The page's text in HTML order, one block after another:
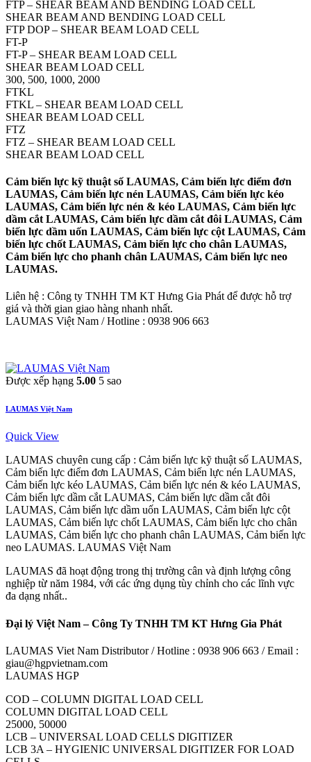
FTP – SHEAR BEAM AND BENDING LOAD CELL
SHEAR BEAM AND BENDING LOAD CELL
FTP DOP – SHEAR BEAM LOAD CELL
FT-P
FT-P – SHEAR BEAM LOAD CELL
SHEAR BEAM LOAD CELL
300, 500, 1000, 2000
FTKL
FTKL – SHEAR BEAM LOAD CELL
SHEAR BEAM LOAD CELL
FTZ
FTZ – SHEAR BEAM LOAD CELL
SHEAR BEAM LOAD CELL
Cảm biến lực kỹ thuật số LAUMAS, Cảm biến lực điểm đơn
LAUMAS, Cảm biến lực nén LAUMAS, Cảm biến lực kéo
LAUMAS, Cảm biến lực nén & kéo LAUMAS, Cảm biến lực
dầm cắt LAUMAS, Cảm biến lực dầm cắt đôi LAUMAS, Cảm
biến lực dầm uốn LAUMAS, Cảm biến lực cột LAUMAS, Cảm
biến lực chốt LAUMAS, Cảm biến lực cho chân LAUMAS,
Cảm biến lực cho phanh chân LAUMAS, Cảm biến lực neo
LAUMAS.
Liên hệ : Công ty TNHH TM KT Hưng Gia Phát để được hỗ trợ
giá và thời gian giao hàng nhanh nhất.
LAUMAS Việt Nam / Hotline : 0938 906 663
Được xếp hạng 5.00 5 sao
LAUMAS Việt Nam
Quick View
LAUMAS chuyên cung cấp : Cảm biến lực kỹ thuật số LAUMAS,
Cảm biến lực điểm đơn LAUMAS, Cảm biến lực nén LAUMAS,
Cảm biến lực kéo LAUMAS, Cảm biến lực nén & kéo LAUMAS,
Cảm biến lực dầm cắt LAUMAS, Cảm biến lực dầm cắt đôi
LAUMAS, Cảm biến lực dầm uốn LAUMAS, Cảm biến lực cột
LAUMAS, Cảm biến lực chốt LAUMAS, Cảm biến lực cho chân
LAUMAS, Cảm biến lực cho phanh chân LAUMAS, Cảm biến lực
neo LAUMAS. LAUMAS Việt Nam
LAUMAS đã hoạt động trong thị trường cân và định lượng công
nghiệp từ năm 1984, với các ứng dụng tùy chỉnh cho các lĩnh vực
đa dạng nhất..
Đại lý Việt Nam – Công Ty TNHH TM KT Hưng Gia Phát
LAUMAS Viet Nam Distributor / Hotline : 0938 906 663 / Email :
giau@hgpvietnam.com
LAUMAS HGP
COD – COLUMN DIGITAL LOAD CELL
COLUMN DIGITAL LOAD CELL
25000, 50000
LCB – UNIVERSAL LOAD CELLS DIGITIZER
LCB 3A – HYGIENIC UNIVERSAL DIGITIZER FOR LOAD